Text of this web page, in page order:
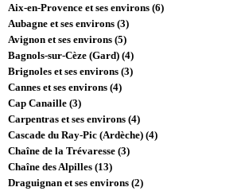
Aix-en-Provence et ses environs (6)
Aubagne et ses environs (3)
Avignon et ses environs (5)
Bagnols-sur-Cèze (Gard) (4)
Brignoles et ses environs (3)
Cannes et ses environs (4)
Cap Canaille (3)
Carpentras et ses environs (4)
Cascade du Ray-Pic (Ardèche) (4)
Chaîne de la Trévaresse (3)
Chaîne des Alpilles (13)
Draguignan et ses environs (2)